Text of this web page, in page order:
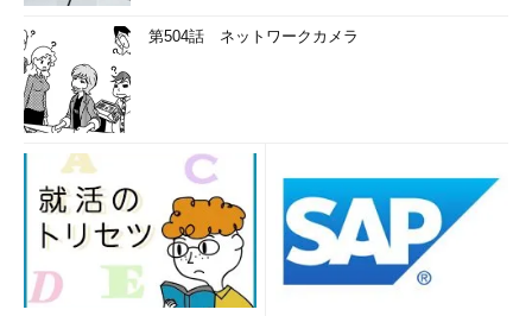
第504話 ネットワークカメラ